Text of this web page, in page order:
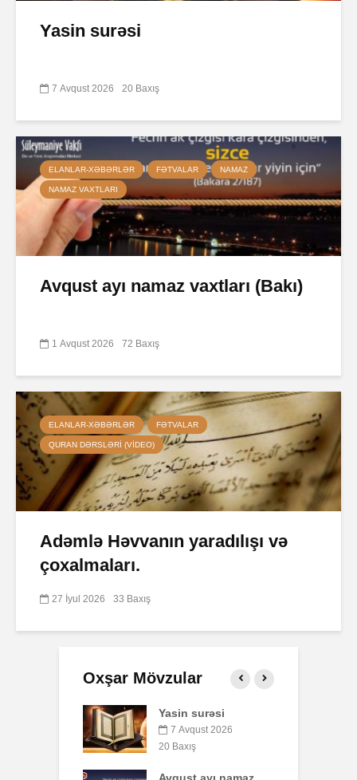
Yasin surəsi
7 Avqust 2026 20 Baxış
ELANLAR-XƏBƏRLƏR FƏTVALAR NAMAZ
NAMAZ VAXTLARI
Avqust ayı namaz vaxtları (Bakı)
1 Avqust 2026 72 Baxış
ELANLAR-XƏBƏRLƏR FƏTVALAR
QURAN DƏRSLƏRI (VIDEO)
Adəmlə Həvvanın yaradılışı və
çoxalmaları.
27 İyul 2026 33 Baxış
Oxşar Mövzular
Qeyri-müsəlmanı
öldürən bir
müsəlmana qisas
edilərmi?